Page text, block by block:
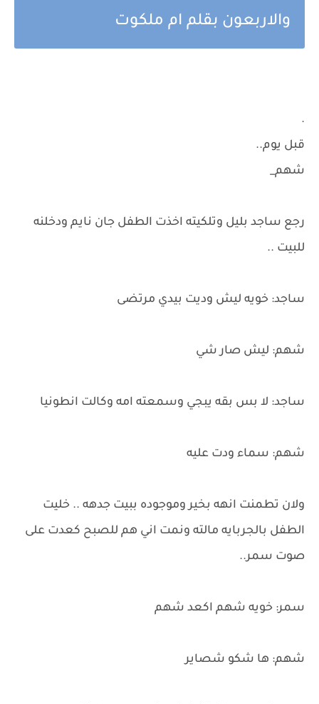
والاربعون بقلم ام ملكوت
.
قبل يوم..
شهم_
رجع ساجد بليل وتلكيته اخذت الطفل جان نايم ودخلنه
للبيت ..
ساجد: خويه ليش وديت بيدي مرتضى
شهم: ليش صار شي
ساجد: لا بس بقه يبجي وسمعته امه وكالت انطونيا
شهم: سماء ودت عليه
ولان تطمنت انهه بخير وموجوده ببيت جدهه .. خليت
الطفل بالجربايه مالته ونمت اني هم للصبح كعدت على
صوت سمر..
سمر: خويه شهم اكعد شهم
شهم: ها شكو شصاير